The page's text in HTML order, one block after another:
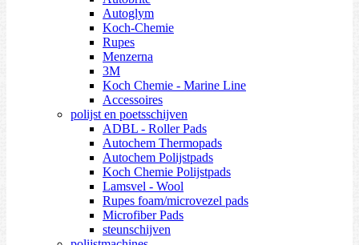
Autoglym
Koch-Chemie
Rupes
Menzerna
3M
Koch Chemie - Marine Line
Accessoires
polijst en poetsschijven
ADBL - Roller Pads
Autochem Thermopads
Autochem Polijstpads
Koch Chemie Polijstpads
Lamsvel - Wool
Rupes foam/microvezel pads
Microfiber Pads
steunschijven